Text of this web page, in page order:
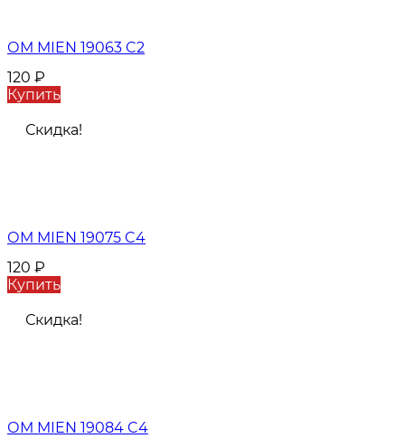
ОМ MIEN 19063 C2
120 ₽
Купить
Скидка!
ОМ MIEN 19075 C4
120 ₽
Купить
Скидка!
ОМ MIEN 19084 C4